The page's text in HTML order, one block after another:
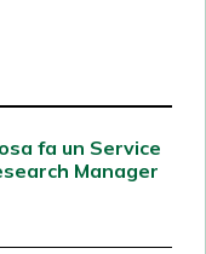
fa un Service
Manager